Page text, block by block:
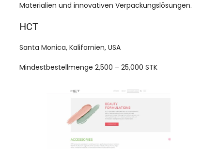
Materialien und innovativen Verpackungslösungen.
HCT
Santa Monica, Kalifornien, USA
Mindestbestellmenge 2,500 – 25,000 STK